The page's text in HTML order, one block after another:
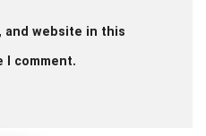
and website in this
comment.